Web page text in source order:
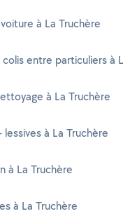
à La Truchère
colis entre particuliers à
à La Truchère
lessives à La Truchère
à La Truchère
à La Truchère